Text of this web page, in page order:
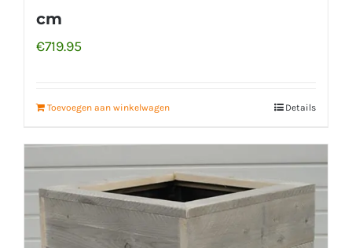
cm
€719.95
Toevoegen aan winkelwagen Details